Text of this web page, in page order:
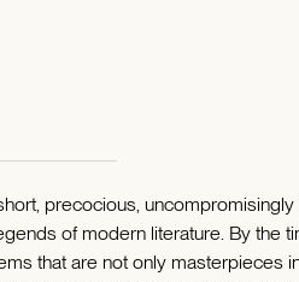
precocious,
of modern literature. By the
that are not only masterpieces